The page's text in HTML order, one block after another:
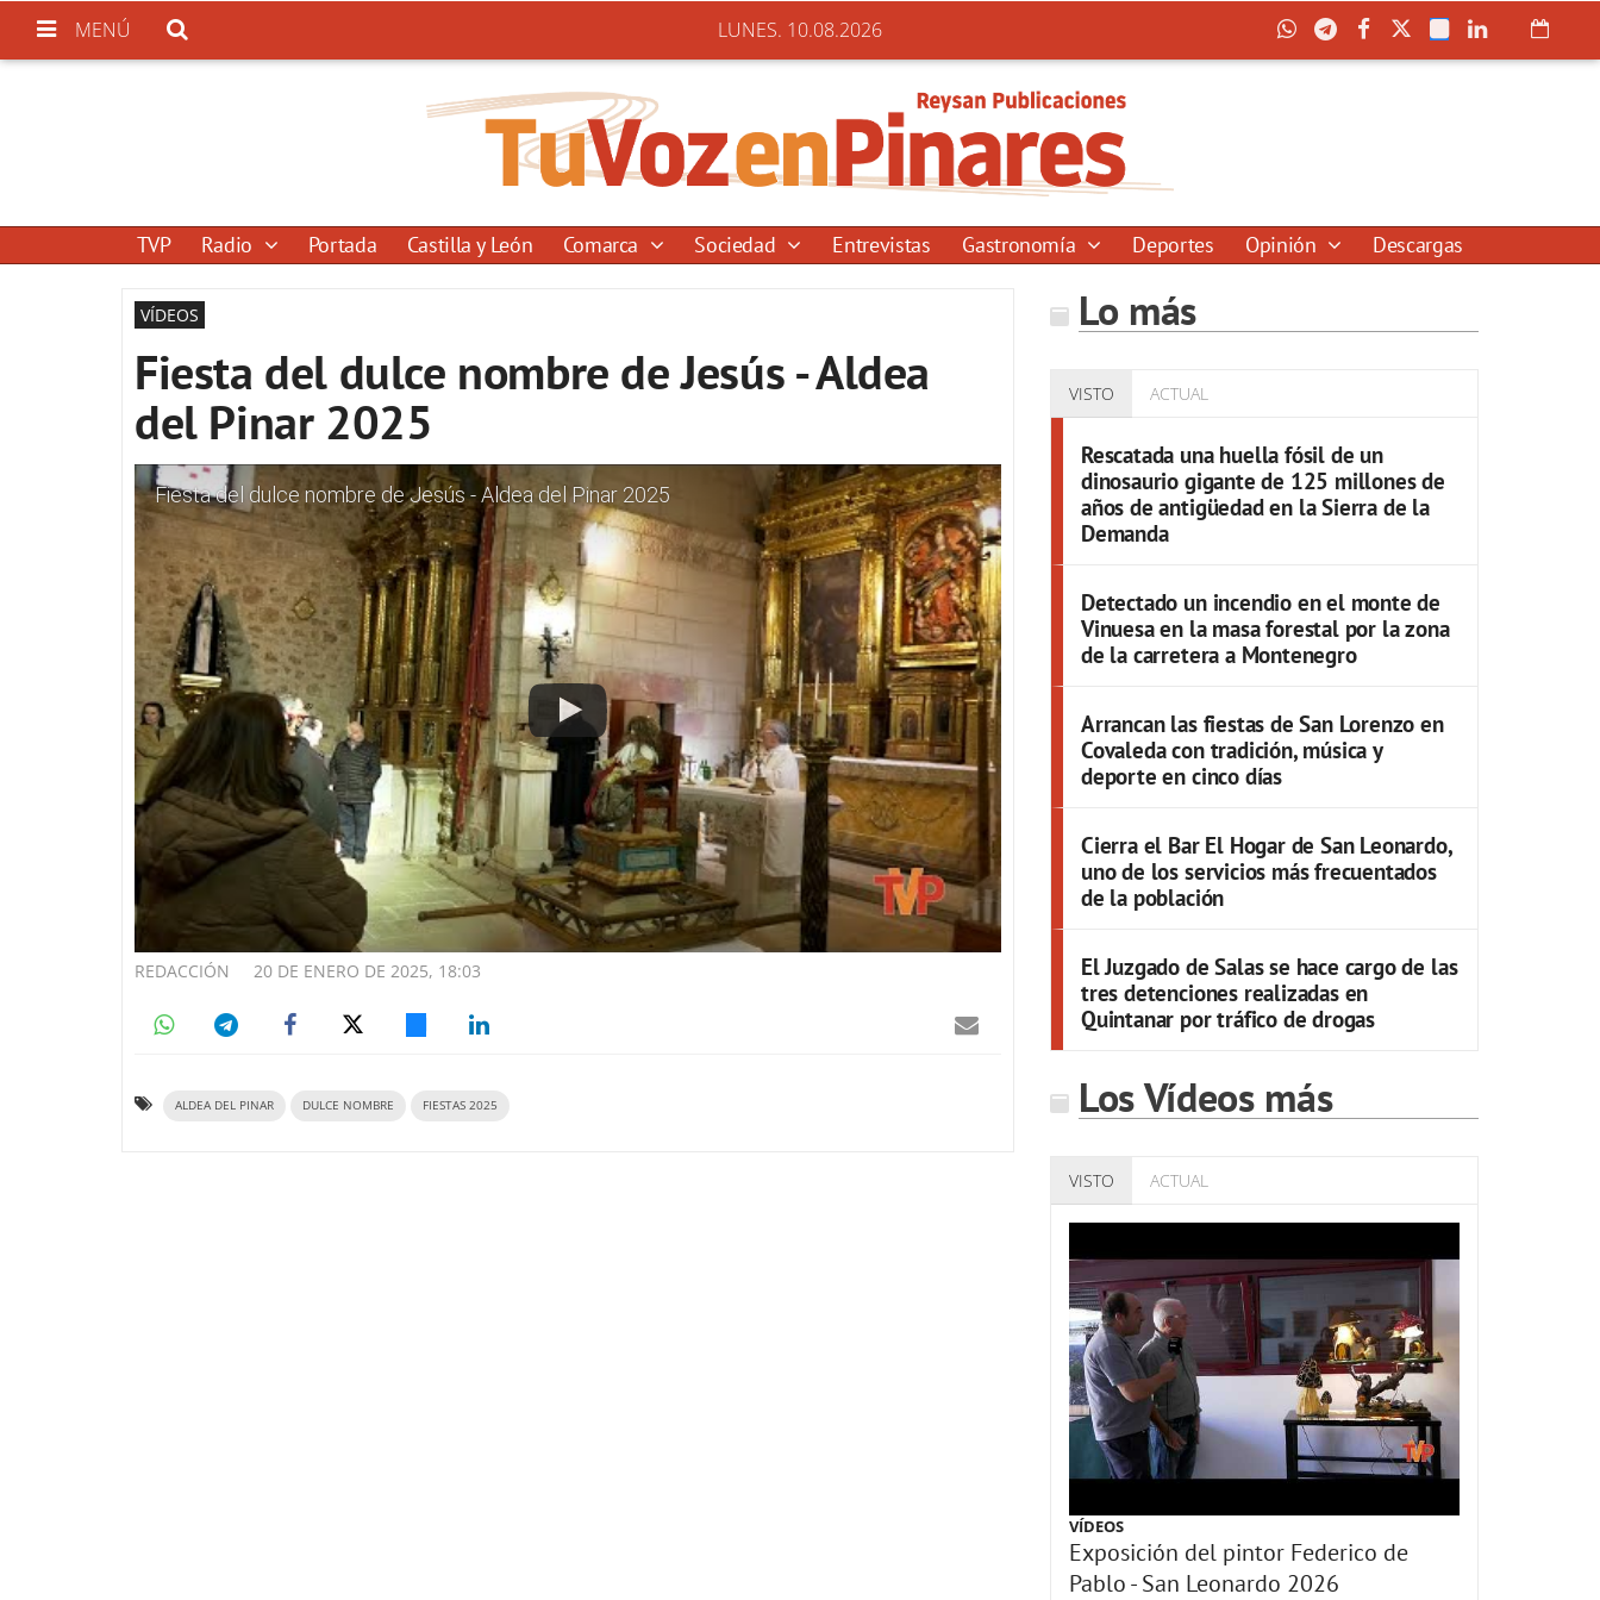
MENÚ LUNES. 10.08.2026
TVP Radio Portada Castilla y León Comarca Sociedad Entrevistas Gastronomía Deportes Opinión Descargas
VÍDEOS
Fiesta del dulce nombre de Jesús - Aldea
del Pinar 2025
Fiesta del dulce nombre de Jesús - Aldea del Pinar 2025
20 DE ENERO DE 2025, 18:03
REDACCIÓN
ALDEA DEL PINAR DULCE NOMBRE FIESTAS 2025
Lo más
VISTO ACTUAL
Rescatada una huella fósil de un
dinosaurio gigante de 125 millones de
años de antigüedad en la Sierra de la
Demanda
Detectado un incendio en el monte de
Vinuesa en la masa forestal por la zona
de la carretera a Montenegro
Arrancan las fiestas de San Lorenzo en
Covaleda con tradición, música y
deporte en cinco días
Cierra el Bar El Hogar de San Leonardo,
uno de los servicios más frecuentados
de la población
El Juzgado de Salas se hace cargo de las
tres detenciones realizadas en
Quintanar por tráfico de drogas
Los Vídeos más
VISTO ACTUAL
VÍDEOS
Exposición del pintor Federico de
Pablo - San Leonardo 2026